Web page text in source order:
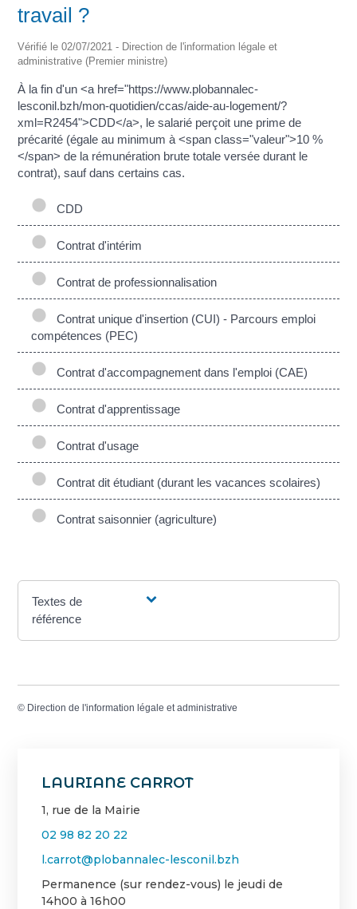
LAURIANE CARROT
1, rue de la Mairie
02 98 82 20 22
l.carrot@plobannalec-lesconil.bzh
Permanence (sur rendez-vous) le jeudi de
14h00 à 16h00
travail ?
Vérifié le 02/07/2021 - Direction de l'information légale et
administrative (Premier ministre)
À la fin d'un <a href="https://www.plobannalec-
lesconil.bzh/mon-quotidien/ccas/aide-au-logement/?
xml=R2454">CDD</a>, le salarié perçoit une prime de
précarité (égale au minimum à <span class="valeur">10 %
</span> de la rémunération brute totale versée durant le
contrat), sauf dans certains cas.
CDD
Contrat d'intérim
Contrat de professionnalisation
Contrat unique d'insertion (CUI) - Parcours emploi
compétences (PEC)
Contrat d'accompagnement dans l'emploi (CAE)
Contrat d'apprentissage
Contrat d'usage
Contrat dit étudiant (durant les vacances scolaires)
Contrat saisonnier (agriculture)
Textes de
référence
© Direction de l'information légale et administrative